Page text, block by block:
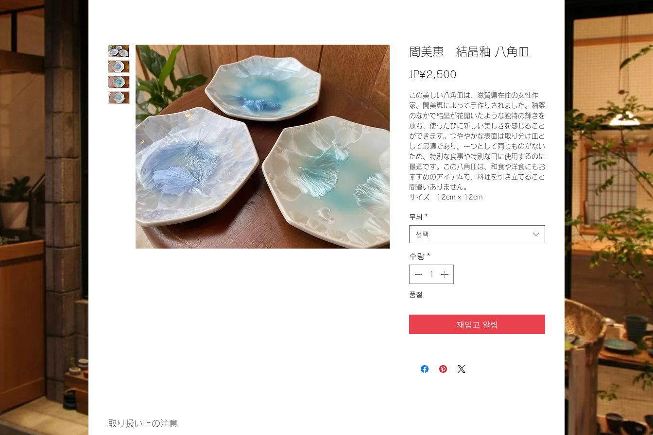
間美恵 結晶釉 八角皿
JP¥2,500
この美しい八角皿は、滋賀県在住の女性作
家、間美恵によって手作りされました。釉薬
のなかで結晶が花開いたような独特の輝きを
放ち、使うたびに新しい美しさを感じること
ができます。つややかな表面は取り分け皿と
して最適であり、一つとして同じものがない
ため、特別な食事や特別な日に使用するのに
最適です。この八角皿は、和食や洋食にもお
すすめのアイテムで、料理を引き立てること
間違いありません。
サイズ 12cm x 12cm
무늬 *
선택
수량 *
품절
재입고 알림
取り扱い上の注意